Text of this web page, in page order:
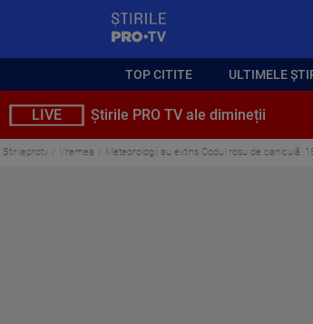
TOP CITITE ULTIMELE
LIVE Știrile PRO TV ale dimineții
Stirileprotv Vremea Meteorologii au extins Codul roșu de caniculă.